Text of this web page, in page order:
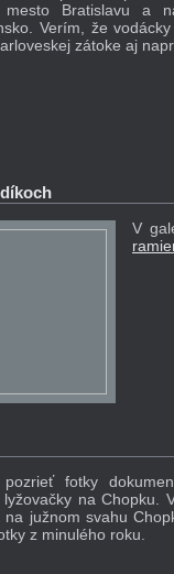
Bratislavu a
Verím, že
zátoke aj
V
fotky
na Chopku.
južnom svahu
z minulého roku.